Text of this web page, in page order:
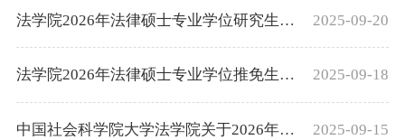
2025-09-20
法学院2026年法律硕士专业学位研究生推...
2025-09-18
法学院2026年法律硕士专业学位推免生复...
2025-09-15
中国社会科学院大学法学院关于2026年法...